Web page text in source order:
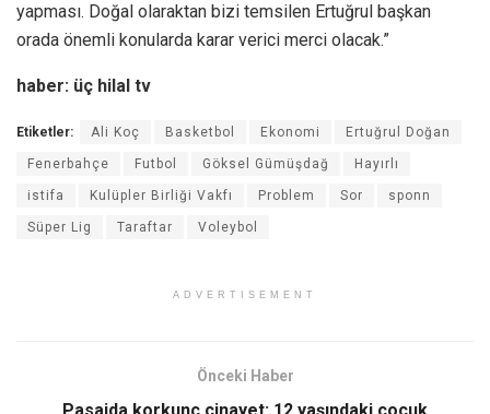
yapması. Doğal olaraktan bizi temsilen Ertuğrul başkan
orada önemli konularda karar verici merci olacak.”
haber: üç hilal tv
Etiketler: Ali Koç Basketbol Ekonomi Ertuğrul Doğan
Fenerbahçe Futbol Göksel Gümüşdağ Hayırlı
istifa Kulüpler Birliği Vakfı Problem Sor sponn
Süper Lig Taraftar Voleybol
ADVERTISEMENT
Önceki Haber